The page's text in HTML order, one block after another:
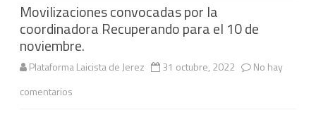
Movilizaciones convocadas por la
coordinadora Recuperando para el 10 de
noviembre.
Plataforma Laicista de Jerez 31 octubre, 2022
No hay
comentarios